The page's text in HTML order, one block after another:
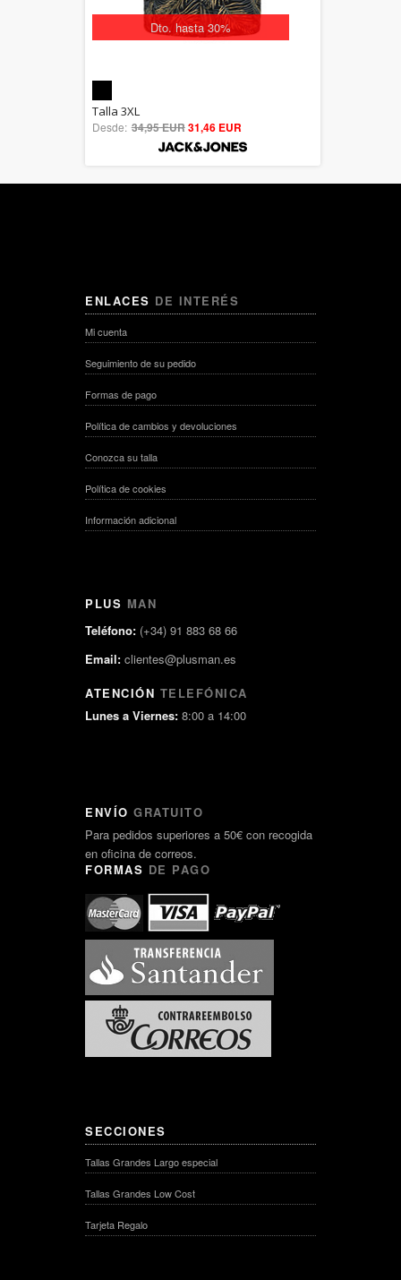
Dto. hasta 30%
out of 5
Talla 3XL
Desde: 34,95 EUR31,46 EUR
ENLACES DE INTERÉS
Mi cuenta
Seguimiento de su pedido
Formas de pago
Política de cambios y devoluciones
Conozca su talla
Política de cookies
Información adicional
PLUS MAN
Teléfono: (+34) 91 883 68 66
Email: clientes@plusman.es
ATENCIÓN TELEFÓNICA
Lunes a Viernes: 8:00 a 14:00
ENVÍO GRATUITO
Para pedidos superiores a 50€ con recogida
en oficina de correos.
FORMAS DE PAGO
SECCIONES
Tallas Grandes Largo especial
Tallas Grandes Low Cost
Tarjeta Regalo